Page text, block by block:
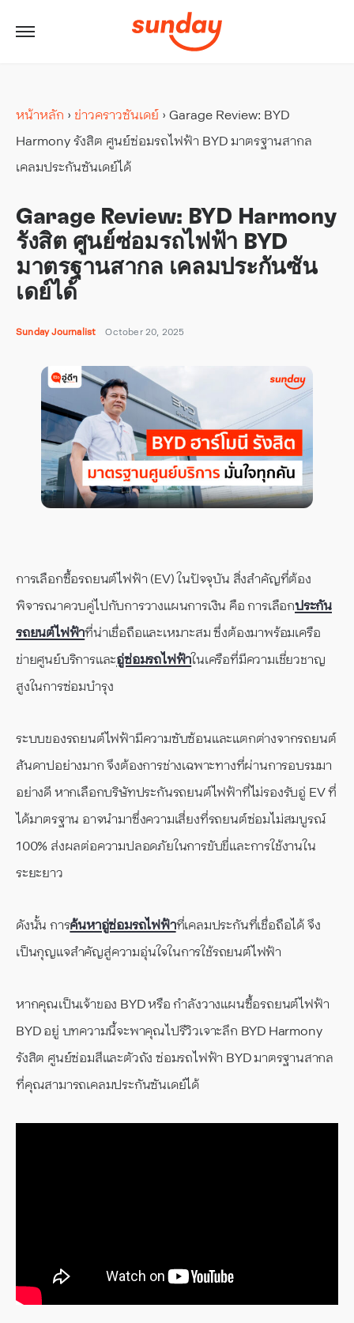
หน้าหลัก › ข่าวคราวซันเดย์ › Garage Review: BYD
Harmony รังสิต ศูนย์ซ่อมรถไฟฟ้า BYD มาตรฐานสากล
เคลมประกันซันเดย์ได้
Garage Review: BYD Harmony
รังสิต ศูนย์ซ่อมรถไฟฟ้า BYD
มาตรฐานสากล เคลมประกันซัน
เดย์ได้
Sunday Journalist October 20, 2025
การเลือกซื้อรถยนต์ไฟฟ้า (EV) ในปัจจุบัน สิ่งสำคัญที่ต้อง
พิจารณาควบคู่ไปกับการวางแผนการเงิน คือ การเลือกประกัน
รถยนต์ไฟฟ้าที่น่าเชื่อถือและเหมาะสม ซึ่งต้องมาพร้อมเครือ
ข่ายศูนย์บริการและอู่ซ่อมรถไฟฟ้าในเครือที่มีความเชี่ยวชาญ
สูงในการซ่อมบำรุง
ระบบของรถยนต์ไฟฟ้ามีความซับซ้อนและแตกต่างจากรถยนต์
สันดาปอย่างมาก จึงต้องการช่างเฉพาะทางที่ผ่านการอบรมมา
อย่างดี หากเลือกบริษัทประกันรถยนต์ไฟฟ้าที่ไม่รองรับอู่ EV ที่
ได้มาตรฐาน อาจนำมาซึ่งความเสี่ยงที่รถยนต์ซ่อมไม่สมบูรณ์
100% ส่งผลต่อความปลอดภัยในการขับขี่และการใช้งานใน
ระยะยาว
ดังนั้น การค้นหาอู่ซ่อมรถไฟฟ้าที่เคลมประกันที่เชื่อถือได้ จึง
เป็นกุญแจสำคัญสู่ความอุ่นใจในการใช้รถยนต์ไฟฟ้า
หากคุณเป็นเจ้าของ BYD หรือ กำลังวางแผนซื้อรถยนต์ไฟฟ้า
BYD อยู่ บทความนี้จะพาคุณไปรีวิวเจาะลึก BYD Harmony
รังสิต ศูนย์ซ่อมสีและตัวถัง ซ่อมรถไฟฟ้า BYD มาตรฐานสากล
ที่คุณสามารถเคลมประกันซันเดย์ได้